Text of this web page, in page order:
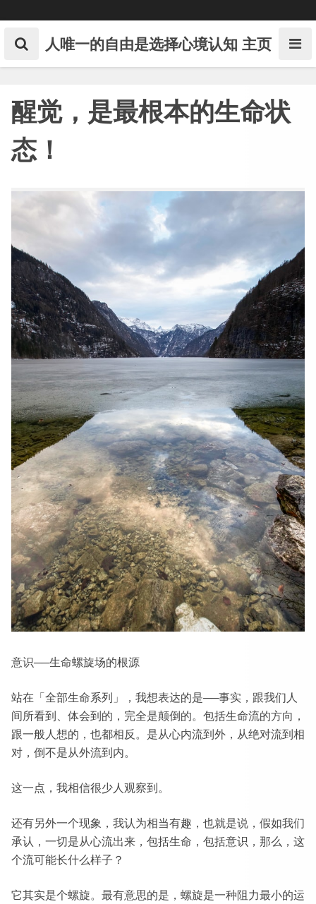
to
content 人唯一的自由是选择心境认知 主页
醒觉，是最根本的生命状
态！
意识──生命螺旋场的根源
站在「全部生命系列」，我想表达的是──事实，跟我们人
间所看到、体会到的，完全是颠倒的。包括生命流的方向，
跟一般人想的，也都相反。是从心内流到外，从绝对流到相
对，倒不是从外流到内。
这一点，我相信很少人观察到。
还有另外一个现象，我认为相当有趣，也就是说，假如我们
承认，一切是从心流出来，包括生命，包括意识，那么，这
个流可能长什么样子？
它其实是个螺旋。最有意思的是，螺旋是一种阻力最小的运